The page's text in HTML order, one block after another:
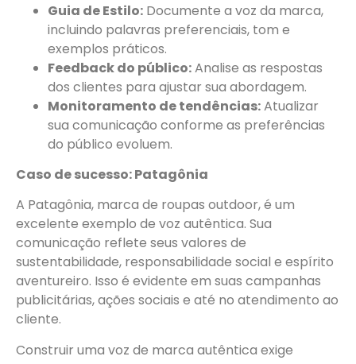
Guia de Estilo: Documente a voz da marca,
incluindo palavras preferenciais, tom e
exemplos práticos.
Feedback do público:Analise as respostas
dos clientes para ajustar sua abordagem.
Monitoramento de tendências:Atualizar
sua comunicação conforme as preferências
do público evoluem.
Caso de sucesso: Patagônia
A Patagônia, marca de roupas outdoor, é um
excelente exemplo de voz autêntica. Sua
comunicação reflete seus valores de
sustentabilidade, responsabilidade social e espírito
aventureiro. Isso é evidente em suas campanhas
publicitárias, ações sociais e até no atendimento ao
cliente.
Construir uma voz de marca autêntica exige